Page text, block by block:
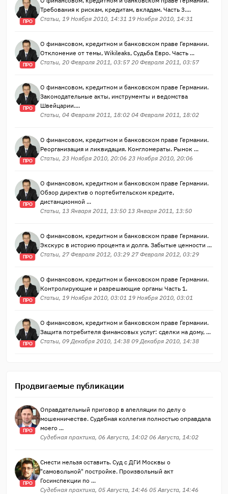
ПРО
Требования к рискам, кредитам, вкладам. Часть 3....
Статьи, 19 Ноября 2010, 14:31 19 Ноября 2010, 14:31
ПРО
О финансовом, кредитном и банковском праве Германии.
Отклонение от темы, Wikileaks, Судьба Евро. Часть ...
Статьи, 20 Февраля 2011, 03:57 20 Февраля 2011, 03:57
ПРО
О финансовом, кредитном и банковском праве Германии.
Законодательные акты, инструменты и ведомства
Швейцарии....
Статьи, 04 Февраля 2011, 18:02 04 Февраля 2011, 18:02
ПРО
О финансовом, кредитном и банковском праве Германии.
Реорганизация и ликвидация. Конгломераты. Рынок ...
Статьи, 23 Ноября 2010, 20:06 23 Ноября 2010, 20:06
ПРО
О финансовом, кредитном и банковском праве Германии.
Обзор директив о портебительском кредите,
дистанционной ...
Статьи, 13 Января 2011, 13:50 13 Января 2011, 13:50
ПРО
О финансовом, кредитном и банковском праве Германии.
Экскурс в историю процента и долга. Забытые ценности ...
Статьи, 27 Февраля 2012, 03:29 27 Февраля 2012, 03:29
ПРО
О финансовом, кредитном и банковском праве Германии.
Контролирующие и разрешающие органы Часть 1.
Статьи, 19 Ноября 2010, 03:01 19 Ноября 2010, 03:01
ПРО
О финансовом, кредитном и банковском праве Германии.
Защита потребителя финансовых услуг: сделки на дому, ...
Статьи, 09 Декабря 2010, 14:38 09 Декабря 2010, 14:38
Продвигаемые публикации
ПРО
Оправдательный приговор в апелляции по делу о
мошенничестве. Судебная коллегия полностью оправдала
моего ...
Судебная практика, 06 Августа, 14:02 06 Августа, 14:02
ПРО
Снести нельзя оставить. Суд с ДГИ Москвы о
"самовольной" постройке. Произвольный акт
Госинспекции по ...
Судебная практика, 05 Августа, 14:46 05 Августа, 14:46